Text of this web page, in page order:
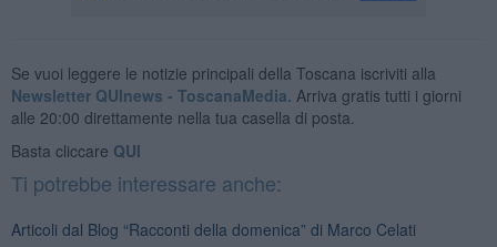
Se vuoi leggere le notizie principali della Toscana iscriviti alla
Newsletter QUInews - ToscanaMedia. Arriva gratis tutti i giorni
alle 20:00 direttamente nella tua casella di posta.
Basta cliccare QUI
Ti potrebbe interessare anche:
Articoli dal Blog “Racconti della domenica” di Marco Celati